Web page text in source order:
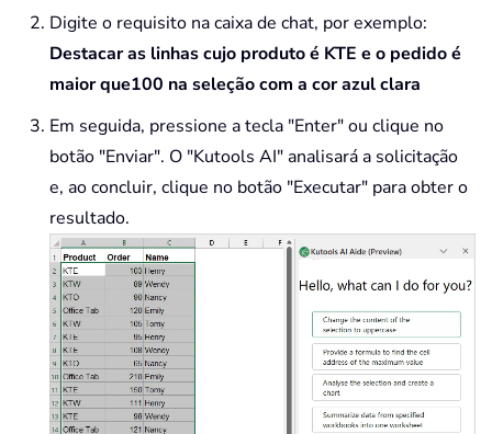
Digite o requisito na caixa de chat, por exemplo:
Destacar as linhas cujo produto é KTE e o pedido é
maior que100 na seleção com a cor azul clara
Em seguida, pressione a tecla "Enter" ou clique no
botão "Enviar". O "Kutools AI" analisará a solicitação
e, ao concluir, clique no botão "Executar" para obter o
resultado.